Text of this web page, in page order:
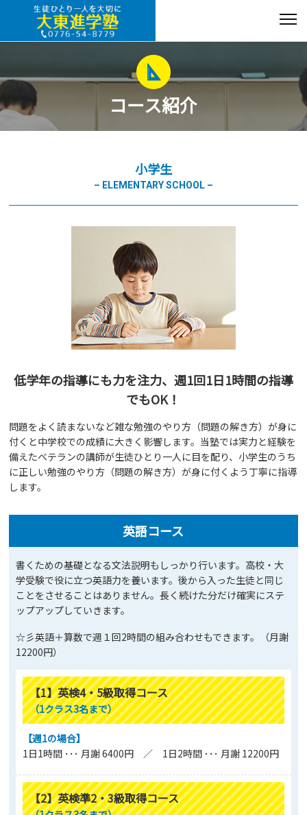
コース紹介
小学生
– ELEMENTARY SCHOOL –
低学年の指導にも力を注力、週1回1日1時間の指導
でもOK！
問題をよく読まないなど雑な勉強のやり方（問題の解き方）が身に
付くと中学校での成績に大きく影響します。当塾では実力と経験を
備えたベテランの講師が生徒ひとり一人に目を配り、小学生のうち
に正しい勉強のやり方（問題の解き方）が身に付くよう丁寧に指導
します。
英語コース
書くための基礎となる文法説明もしっかり行います。高校・大
学受験で役に立つ英語力を養います。後から入った生徒と同じ
ことをさせることはありません。長く続けた分だけ確実にステ
ップアップしていきます。
☆彡英語＋算数で週１回2時間の組み合わせもできます。（月謝
12200円）
【1】英検4・5級取得コース
（1クラス3名まで）
【週1の場合】
1日1時間 ･･･ 月謝 6400円 ／ 1日2時間 ･･･ 月謝 12200円
【2】英検準2・3級取得コース